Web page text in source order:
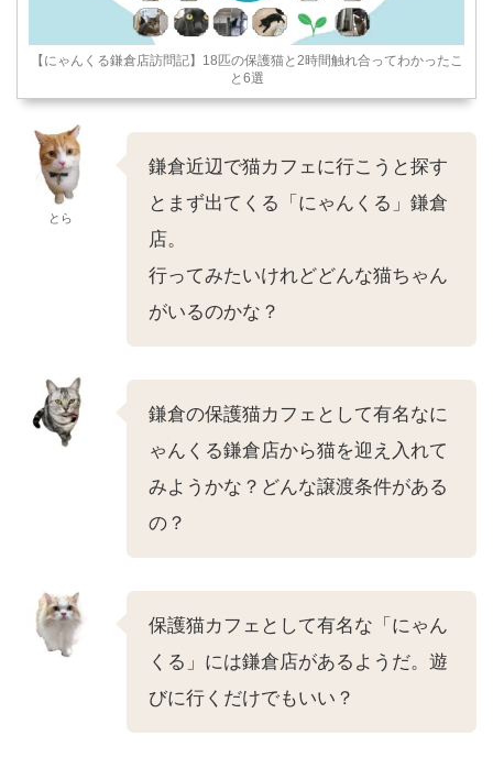
【にゃんくる鎌倉店訪問記】18匹の保護猫と2時間触れ合ってわかったこ
と6選
とら
鎌倉近辺で猫カフェに行こうと探す
とまず出てくる「にゃんくる」鎌倉
店。
行ってみたいけれどどんな猫ちゃん
がいるのかな？
鎌倉の保護猫カフェとして有名なに
ゃんくる鎌倉店から猫を迎え入れて
みようかな？どんな譲渡条件がある
の？
保護猫カフェとして有名な「にゃん
くる」には鎌倉店があるようだ。遊
びに行くだけでもいい？